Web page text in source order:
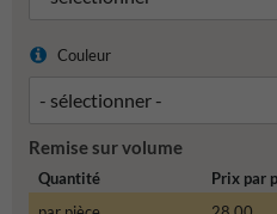
Couleur
Remise sur volume
Quantité Prix par